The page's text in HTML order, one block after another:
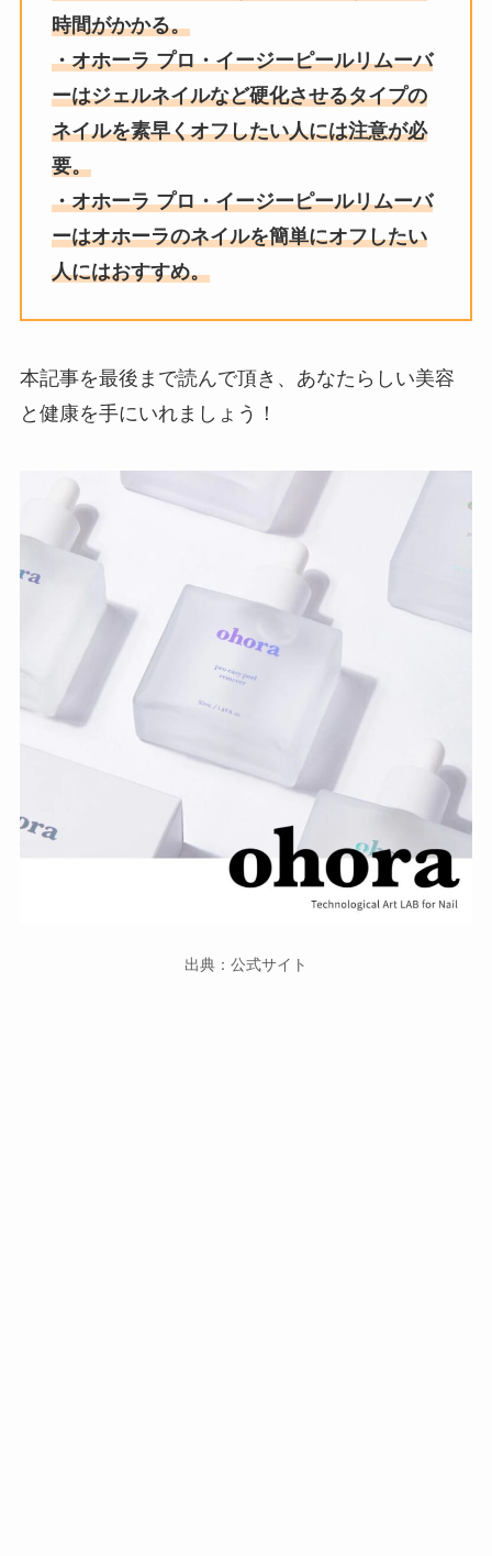
時間がかかる。
・オホーラ プロ・イージーピールリムーバ
ーはジェルネイルなど硬化させるタイプの
ネイルを素早くオフしたい人には注意が必
要。
・オホーラ プロ・イージーピールリムーバ
ーはオホーラのネイルを簡単にオフしたい
人にはおすすめ。
本記事を最後まで読んで頂き、あなたらしい美容
と健康を手にいれましょう！
出典：公式サイト